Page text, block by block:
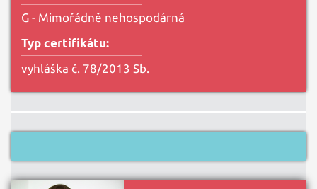
G - Mimořádně nehospodárná
Typ certifikátu:
vyhláška č. 78/2013 Sb.